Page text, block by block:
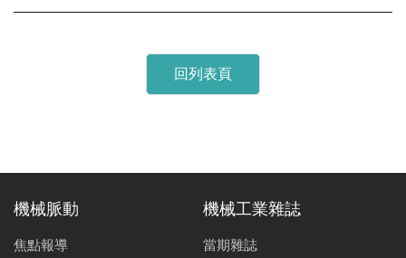
回列表頁
機械脈動
焦點報導
機械工業雜誌
當期雜誌